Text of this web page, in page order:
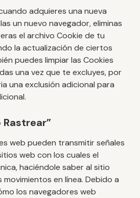
adquieres una nueva
un nuevo navegador, eliminas
el archivo Cookie de tu
la actualización de ciertos
puedes limpiar las Cookies
una vez que te excluyes, por
una exclusión adicional para
Rastrear”
web pueden transmitir señales
web con los cuales el
haciéndole saber al sitio
movimientos en línea. Debido a
los navegadores web